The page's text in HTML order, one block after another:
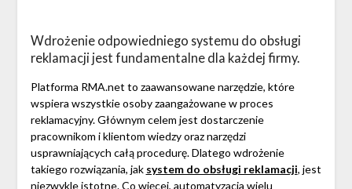
Wdrożenie odpowiedniego systemu do obsługi
reklamacji jest fundamentalne dla każdej firmy.
Platforma RMA.net to zaawansowane narzędzie, które
wspiera wszystkie osoby zaangażowane w proces
reklamacyjny. Głównym celem jest dostarczenie
pracownikom i klientom wiedzy oraz narzędzi
usprawniających całą procedurę. Dlatego wdrożenie
takiego rozwiązania, jak system do obsługi reklamacji, jest
niezwykle istotne. Co więcej, automatyzacja wielu